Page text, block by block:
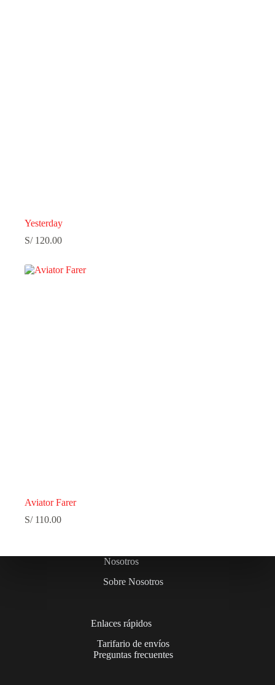
Yesterday
S/120.00
Aviator Farer
S/110.00
Nosotros
Sobre Nosotros
Enlaces rápidos
Tarifario de envíos
Preguntas frecuentes